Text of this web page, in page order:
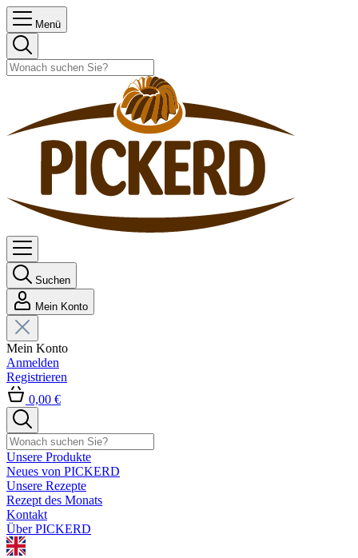
Menü
Suchen
Mein Konto
Mein Konto
Anmelden
Registrieren
0,00 €
Unsere Produkte
Neues von PICKERD
Unsere Rezepte
Rezept des Monats
Kontakt
Über PICKERD